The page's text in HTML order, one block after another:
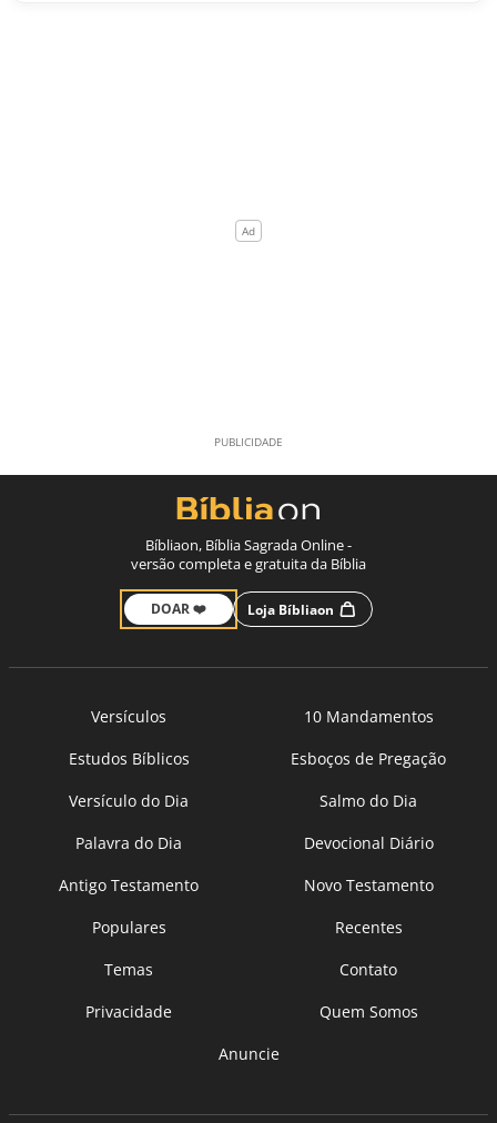
Bíbliaon, Bíblia Sagrada Online -
versão completa e gratuita da Bíblia
DOAR ❤️ Loja Bíbliaon
Versículos
10 Mandamentos
Estudos Bíblicos
Esboços de Pregação
Versículo do Dia
Salmo do Dia
Palavra do Dia
Devocional Diário
Antigo Testamento
Novo Testamento
Populares
Recentes
Temas
Contato
Privacidade
Quem Somos
Anuncie